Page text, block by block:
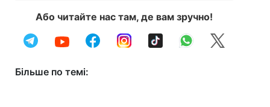
Або читайте нас там, де вам зручно!
Більше по темі: